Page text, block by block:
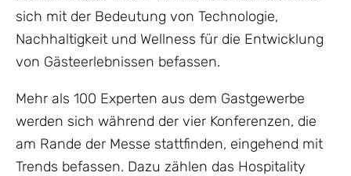
sich mit der Bedeutung von Technologie,
Nachhaltigkeit und Wellness für die Entwicklung
von Gästeerlebnissen befassen.
Mehr als 100 Experten aus dem Gastgewerbe
werden sich während der vier Konferenzen, die
am Rande der Messe stattfinden, eingehend mit
Trends befassen. Dazu zählen das Hospitality